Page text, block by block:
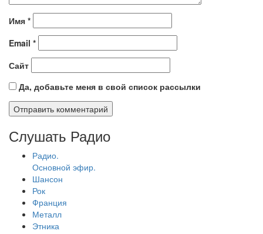
Имя *
Email *
Сайт
Да, добавьте меня в свой список рассылки
Слушать Радио
Радио.
Основной эфир.
Шансон
Рок
Франция
Металл
Этника